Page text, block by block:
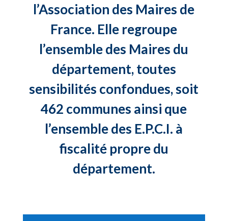
l’Association des Maires de
France. Elle regroupe
l’ensemble des Maires du
département, toutes
sensibilités confondues, soit
462 communes ainsi que
l’ensemble des E.P.C.I. à
fiscalité propre du
département.